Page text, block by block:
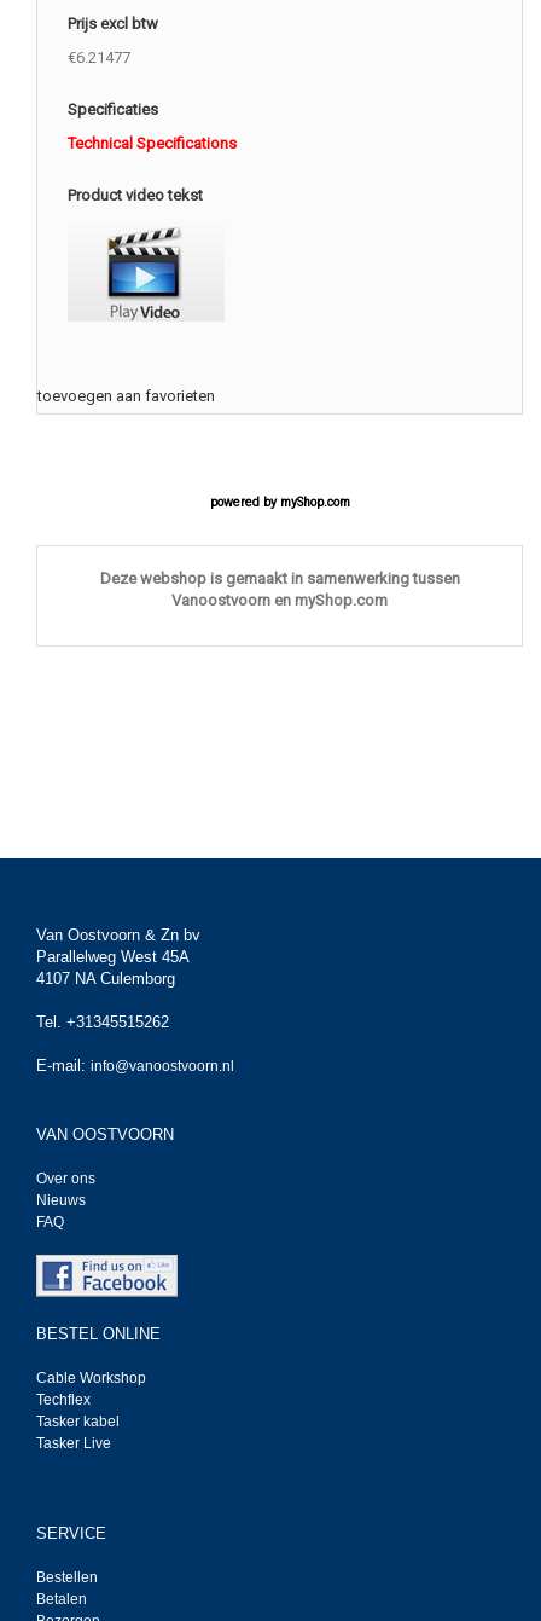
Prijs excl btw
€6.21477
Specificaties
Technical Specifications
Product video tekst
toevoegen aan favorieten
powered by myShop.com
Deze webshop is gemaakt in samenwerking tussen
Vanoostvoorn en myShop.com
Van Oostvoorn & Zn bv
Parallelweg West 45A
4107 NA Culemborg
Tel. +31345515262
E-mail: info@vanoostvoorn.nl
VAN OOSTVOORN
Over ons
Nieuws
FAQ
BESTEL ONLINE
Cable Workshop
Techflex
Tasker kabel
Tasker Live
SERVICE
Bestellen
Betalen